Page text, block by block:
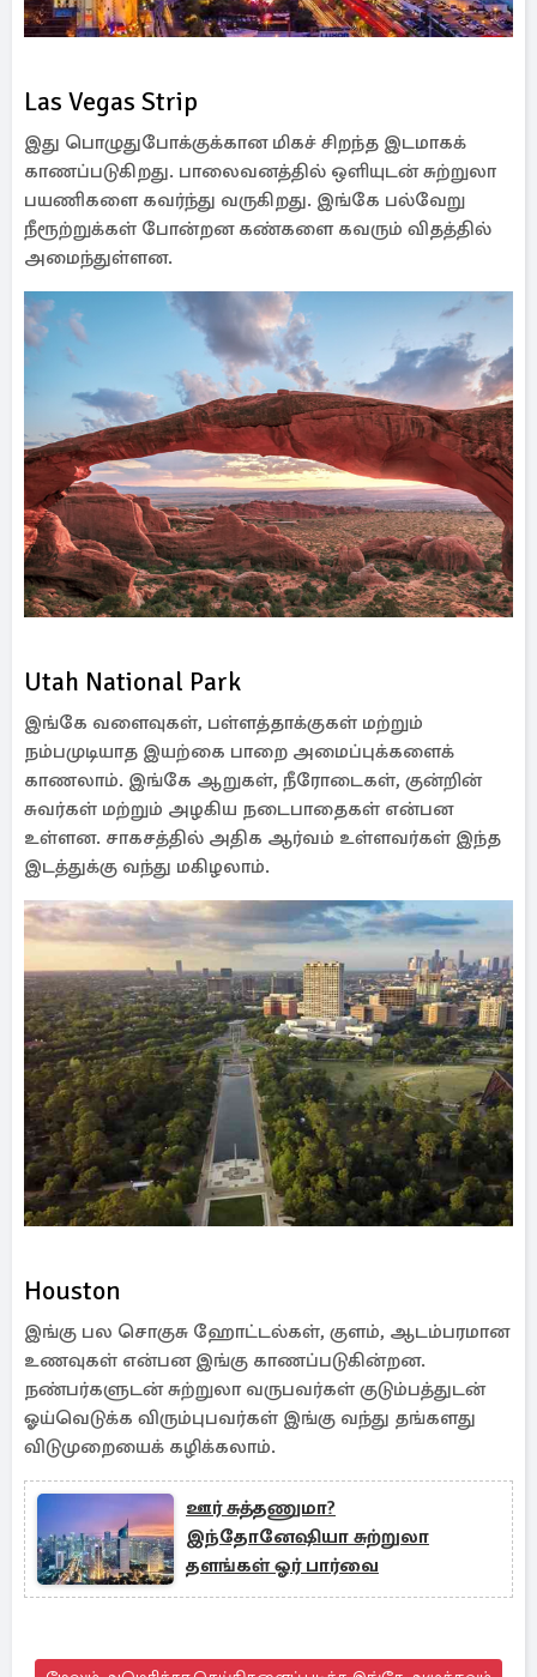
Las Vegas Strip
இது பொழுதுபோக்குக்கான மிகச் சிறந்த இடமாகக்
காணப்படுகிறது. பாலைவனத்தில் ஒளியுடன் சுற்றுலா
பயணிகளை கவர்ந்து வருகிறது. இங்கே பல்வேறு
நீரூற்றுக்கள் போன்றன கண்களை கவரும் விதத்தில்
அமைந்துள்ளன.
Utah National Park
இங்கே வளைவுகள், பள்ளத்தாக்குகள் மற்றும்
நம்பமுடியாத இயற்கை பாறை அமைப்புக்களைக்
காணலாம். இங்கே ஆறுகள், நீரோடைகள், குன்றின்
சுவர்கள் மற்றும் அழகிய நடைபாதைகள் என்பன
உள்ளன. சாகசத்தில் அதிக ஆர்வம் உள்ளவர்கள் இந்த
இடத்துக்கு வந்து மகிழலாம்.
Houston
இங்கு பல சொகுசு ஹோட்டல்கள், குளம், ஆடம்பரமான
உணவுகள் என்பன இங்கு காணப்படுகின்றன.
நண்பர்களுடன் சுற்றுலா வருபவர்கள் குடும்பத்துடன்
ஓய்வெடுக்க விரும்புபவர்கள் இங்கு வந்து தங்களது
விடுமுறையைக் கழிக்கலாம்.
ஊர் சுத்தணுமா?
இந்தோனேஷியா சுற்றுலா
தளங்கள் ஓர் பார்வை